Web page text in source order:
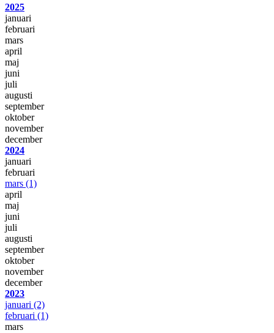
2025
januari
februari
mars
april
maj
juni
juli
augusti
september
oktober
november
december
2024
januari
februari
mars (1)
april
maj
juni
juli
augusti
september
oktober
november
december
2023
januari (2)
februari (1)
mars